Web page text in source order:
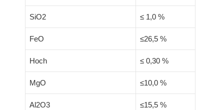
SiO2 ≤ 1,0 %
FeO ≤26,5 %
Hoch ≤ 0,30 %
MgO ≤10,0 %
Al2O3 ≤15,5 %